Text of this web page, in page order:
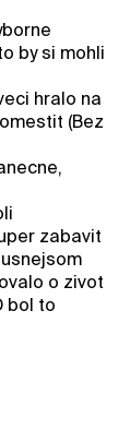
by si mohli
hralo na
(Bez
zabavit
o zivot
bol to